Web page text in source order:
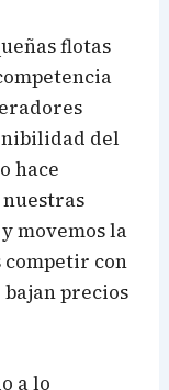
flotas
del
hace
nuestras
movemos la
competir con
precios
a lo